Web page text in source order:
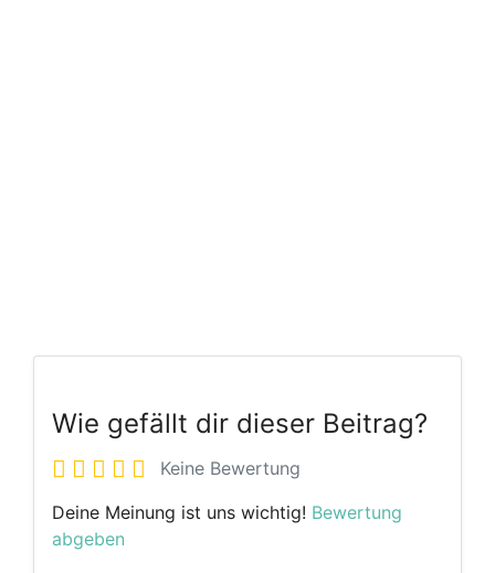
Wie gefällt dir dieser Beitrag?
Keine Bewertung
Deine Meinung ist uns wichtig! Bewertung
abgeben